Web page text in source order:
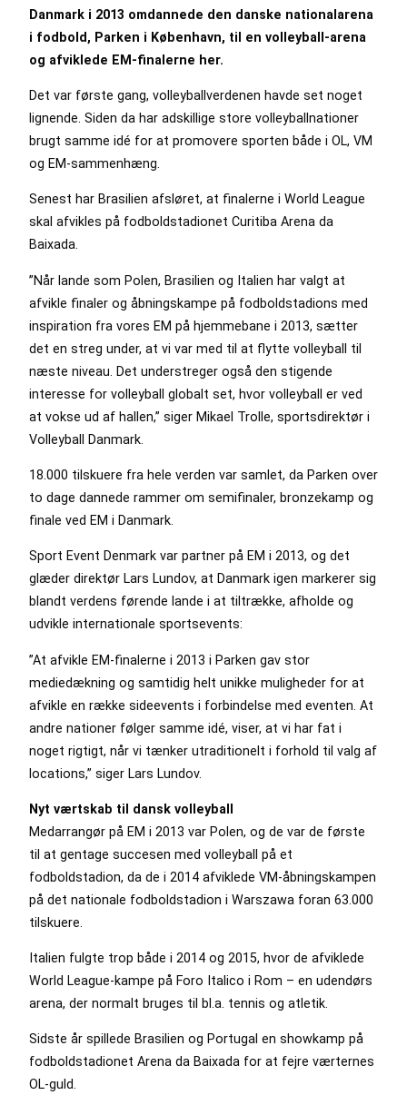
Danmark i 2013 omdannede den danske nationalarena
i fodbold, Parken i København, til en volleyball-arena
og afviklede EM-finalerne her.
Det var første gang, volleyballverdenen havde set noget
lignende. Siden da har adskillige store volleyballnationer
brugt samme idé for at promovere sporten både i OL, VM
og EM-sammenhæng.
Senest har Brasilien afsløret, at finalerne i World League
skal afvikles på fodboldstadionet Curitiba Arena da
Baixada.
”Når lande som Polen, Brasilien og Italien har valgt at
afvikle finaler og åbningskampe på fodboldstadions med
inspiration fra vores EM på hjemmebane i 2013, sætter
det en streg under, at vi var med til at flytte volleyball til
næste niveau. Det understreger også den stigende
interesse for volleyball globalt set, hvor volleyball er ved
at vokse ud af hallen,” siger Mikael Trolle, sportsdirektør i
Volleyball Danmark.
18.000 tilskuere fra hele verden var samlet, da Parken over
to dage dannede rammer om semifinaler, bronzekamp og
finale ved EM i Danmark.
Sport Event Denmark var partner på EM i 2013, og det
glæder direktør Lars Lundov, at Danmark igen markerer sig
blandt verdens førende lande i at tiltrække, afholde og
udvikle internationale sportsevents:
”At afvikle EM-finalerne i 2013 i Parken gav stor
mediedækning og samtidig helt unikke muligheder for at
afvikle en række sideevents i forbindelse med eventen. At
andre nationer følger samme idé, viser, at vi har fat i
noget rigtigt, når vi tænker utraditionelt i forhold til valg af
locations,” siger Lars Lundov.
Nyt værtskab til dansk volleyball
Medarrangør på EM i 2013 var Polen, og de var de første
til at gentage succesen med volleyball på et
fodboldstadion, da de i 2014 afviklede VM-åbningskampen
på det nationale fodboldstadion i Warszawa foran 63.000
tilskuere.
Italien fulgte trop både i 2014 og 2015, hvor de afviklede
World League-kampe på Foro Italico i Rom – en udendørs
arena, der normalt bruges til bl.a. tennis og atletik.
Sidste år spillede Brasilien og Portugal en showkamp på
fodboldstadionet Arena da Baixada for at fejre værternes
OL-guld.